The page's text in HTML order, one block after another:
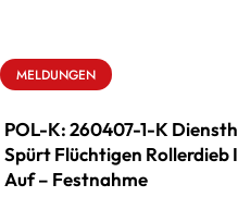
MELDUNGEN
POL-K: 260407-1-K
Spürt Flüchtigen Rollerdieb
Auf – Festnahme